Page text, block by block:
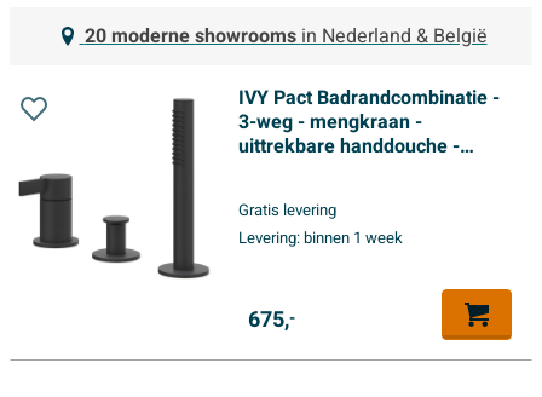
IVY Pact Badrandcombinatie -
3-weg - mengkraan -
uittrekbare handdouche -
Gratis levering
Levering:binnen 1 week
675,-
20 moderne showroomsin Nederland & België